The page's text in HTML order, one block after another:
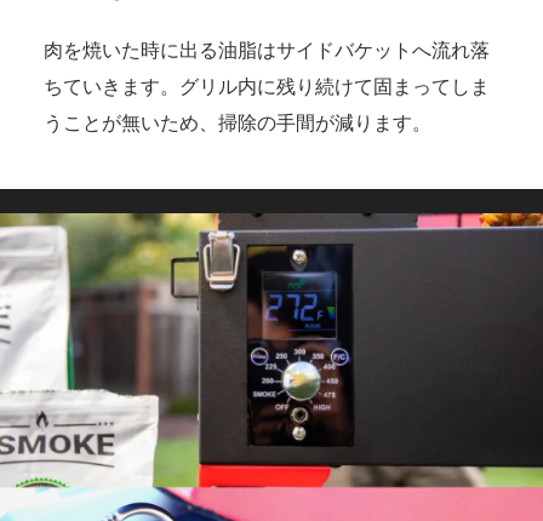
肉を焼いた時に出る油脂はサイドバケットへ流れ落
ちていきます。グリル内に残り続けて固まってしま
うことが無いため、掃除の手間が減ります。